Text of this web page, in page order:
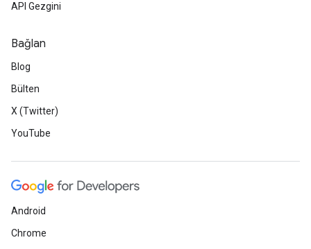
API Gezgini
Bağlan
Blog
Bülten
X (Twitter)
YouTube
Android
Chrome